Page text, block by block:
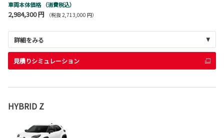
車両本体価格 （消費税込）
2,984,300 円 （税抜 2,713,000 円）
詳細をみる
見積りシミュレーション
HYBRID Z